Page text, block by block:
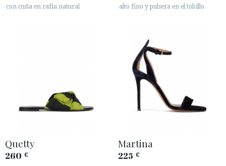
con cuña en rafia natural
alto fino y pulsera en el tobillo
Quetty
260 €
Martina
225 €